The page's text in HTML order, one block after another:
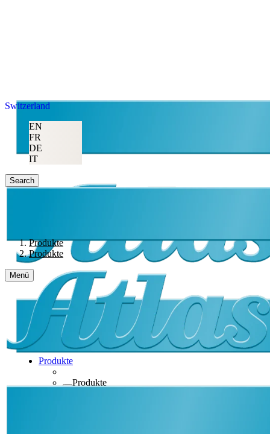
Switzerland
EN
FR
DE
IT
Search
Produkte
Produkte
Menü
Produkte
Produkte